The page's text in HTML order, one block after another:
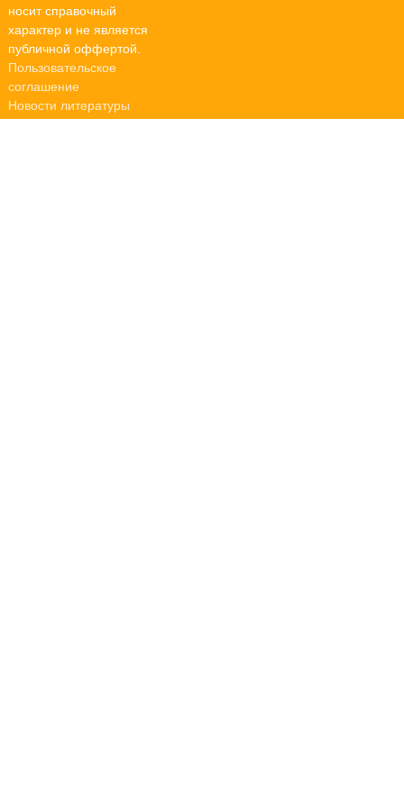
носит справочный
характер и не является
публичной оффертой.
Пользовательское
соглашение
Новости литературы